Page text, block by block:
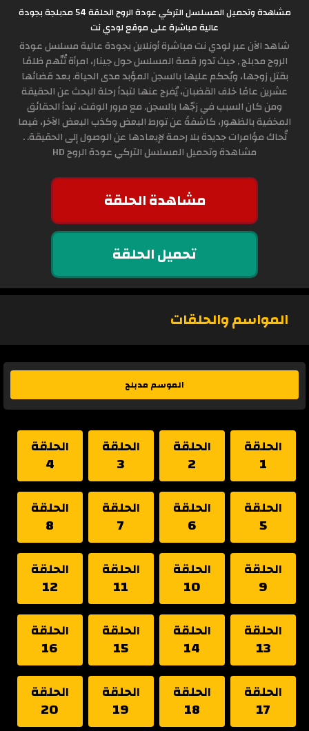
مشاهدة وتحميل المسلسل التركي عودة الروح الحلقة 54 مدبلجة بجودة
عالية مباشرة على موقع لودي نت
شاهد الآن عبر لودي نت مباشرة أونلاين بجودة عالية مسلسل عودة
الروح مدبلج , حيث تدور قصة المسلسل حول جينار، امرأة تُتّهم ظلمًا
بقتل زوجها، ويُحكم عليها بالسجن المؤبد مدى الحياة. بعد قضائها
عشرين عامًا خلف القضبان، يُفرج عنها لتبدأ رحلة البحث عن الحقيقة
ومن كان السبب في زجّها بالسجن. مع مرور الوقت، تبدأ الحقائق
المخفية بالظهور، كاشفةً عن تورط البعض وكذب البعض الآخر، فيما
تُحاك مؤامرات جديدة بلا رحمة لإبعادها عن الوصول إلى الحقيقة. .
مشاهدة وتحميل المسلسل التركي عودة الروح HD
مشاهدة الحلقة
تحميل الحلقة
المواسم والحلقات
الموسم مدبلج
الحلقة
1
الحلقة
2
الحلقة
3
الحلقة
4
الحلقة
5
الحلقة
6
الحلقة
7
الحلقة
8
الحلقة
9
الحلقة
10
الحلقة
11
الحلقة
12
الحلقة
13
الحلقة
14
الحلقة
15
الحلقة
16
الحلقة
17
الحلقة
18
الحلقة
19
الحلقة
20